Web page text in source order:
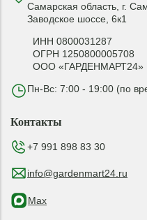
Самарская область, г.
Заводское шоссе, 6к1
ИНН 0800031287
ОГРН 1250800005708
ООО «ГАРДЕНМАРТ24»
Пн-Вс: 7:00 - 19:00 (по
Контакты
+7 991 898 83 30
info@gardenmart24.ru
Max